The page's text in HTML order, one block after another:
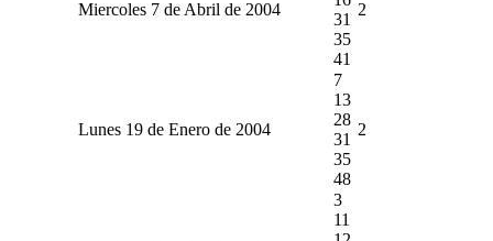
Miercoles 7 de Abril de 2004
31
35
41
2
Lunes 19 de Enero de 2004
7
13
28
31
35
48
2
3
11